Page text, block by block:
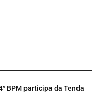
BPM participa da Tenda